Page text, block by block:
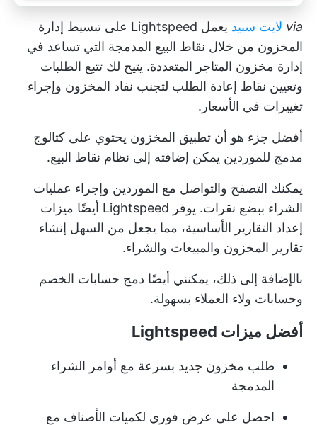
via لايت سبيد
يعمل Lightspeed على تبسيط إدارة
المخزون من خلال نقاط البيع المدمجة التي تساعد في
إدارة مخزون المتاجر المتعددة. يتيح لك تتبع الطلبات
وتعيين نقاط إعادة الطلب لتجنب نفاد المخزون وإجراء
تغييرات في الأسعار.
أفضل جزء هو أن تطبيق المخزون يحتوي على كتالوج
مدمج للموردين يمكن إضافته إلى نظام نقاط البيع.
يمكنك التصفح والتواصل مع الموردين وإجراء عمليات
الشراء ببضع نقرات. يوفر Lightspeed أيضًا ميزات
إعداد التقارير الأساسية، مما يجعل من السهل إنشاء
تقارير المخزون والمبيعات والشراء.
بالإضافة إلى ذلك، يمكنني أيضًا دمج حسابات الخصم
وحسابات ولاء العملاء بسهولة.
أفضل ميزات Lightspeed
طلب مخزون جديد بسرعة مع أوامر الشراء
المدمجة
احصل على عرض فوري لكميات الأصناف مع